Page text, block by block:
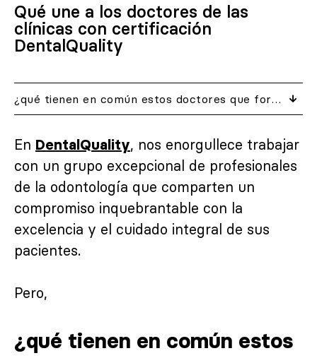
Qué une a los doctores de las
clínicas con certificación
DentalQuality
¿qué tienen en común estos doctores que forman parte de nuestras clínicas certificadas?
En DentalQuality, nos enorgullece trabajar
con un grupo excepcional de profesionales
de la odontología que comparten un
compromiso inquebrantable con la
excelencia y el cuidado integral de sus
pacientes.
Pero,
¿qué tienen en común estos